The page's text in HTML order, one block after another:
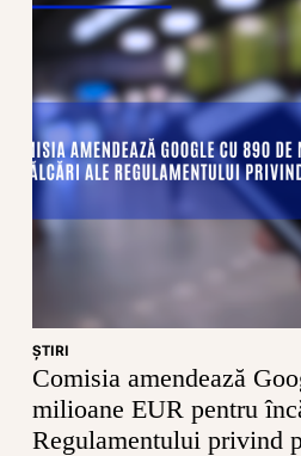
ŞTIRI
Comisia amendează
milioane EUR pentru
Regulamentului privind